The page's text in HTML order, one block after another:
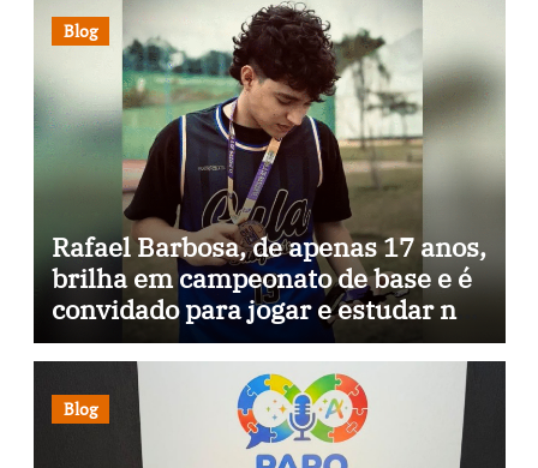
Blog
Rafael Barbosa, de apenas 17 anos,
brilha em campeonato de base e é
convidado para jogar e estudar na
Itália
Blog